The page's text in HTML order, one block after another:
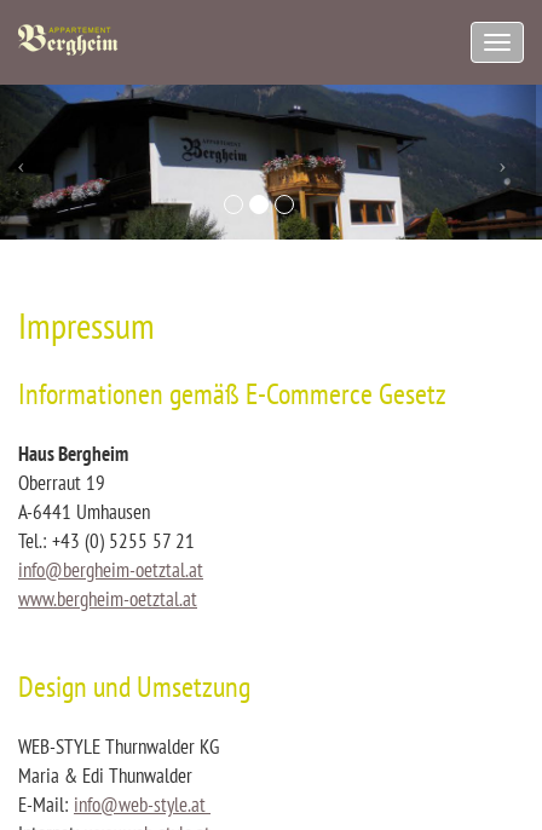
Impressum
Informationen gemäß E-Commerce Gesetz
Haus Bergheim
Oberraut 19
A-6441 Umhausen
Tel.: +43 (0) 5255 57 21
info@bergheim-oetztal.at
www.bergheim-oetztal.at
Design und Umsetzung
WEB-STYLE Thurnwalder KG
Maria & Edi Thunwalder
E-Mail: info@web-style.at